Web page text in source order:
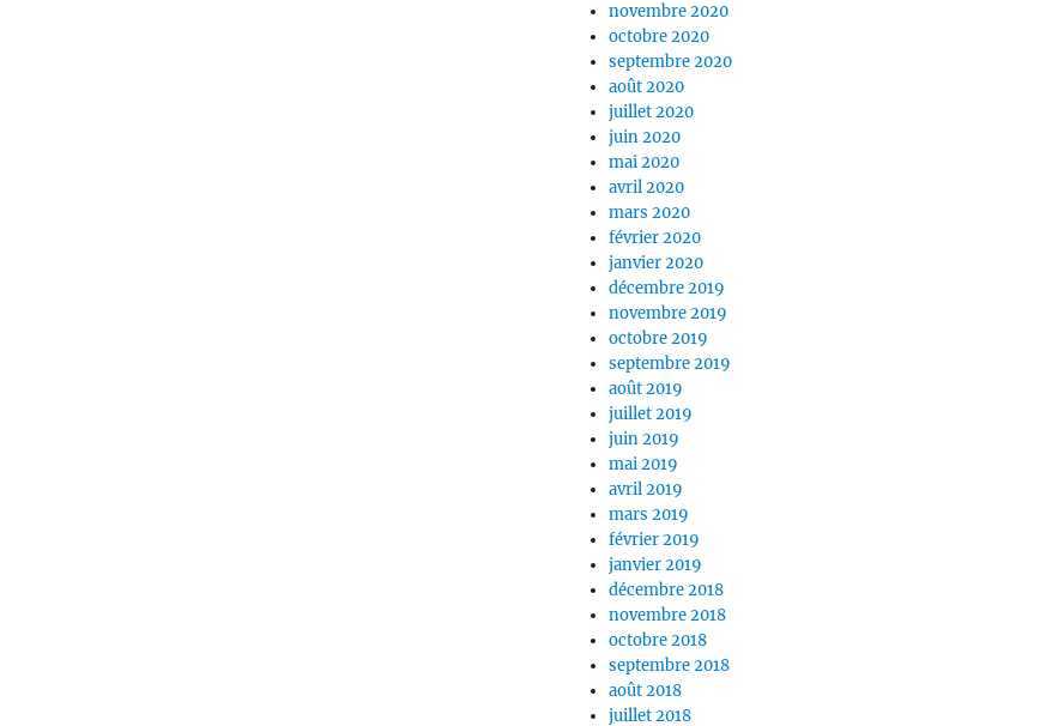
novembre 2020
octobre 2020
septembre 2020
août 2020
juillet 2020
juin 2020
mai 2020
avril 2020
mars 2020
février 2020
janvier 2020
décembre 2019
novembre 2019
octobre 2019
septembre 2019
août 2019
juillet 2019
juin 2019
mai 2019
avril 2019
mars 2019
février 2019
janvier 2019
décembre 2018
novembre 2018
octobre 2018
septembre 2018
août 2018
juillet 2018